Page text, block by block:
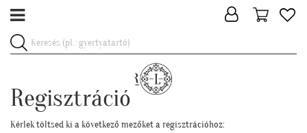
Regisztráció
Kérlek töltsed ki a következő mezőket a regisztrációhoz: